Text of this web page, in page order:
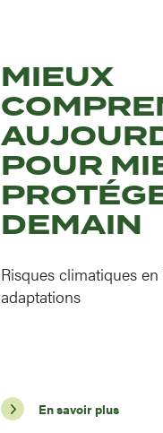
MIEUX
POUR
DEMAIN
Risques climatiques
adaptations
En savoir plus